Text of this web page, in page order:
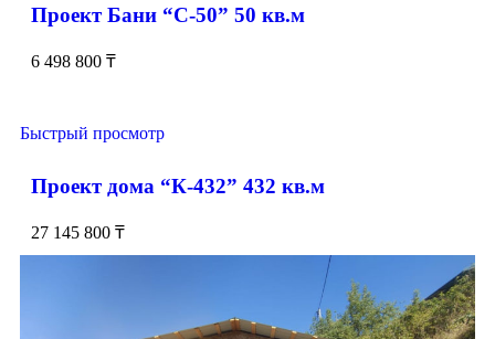
Проект Бани “С-50” 50 кв.м
6 498 800 ₸
Быстрый просмотр
Проект дома “К-432” 432 кв.м
27 145 800 ₸